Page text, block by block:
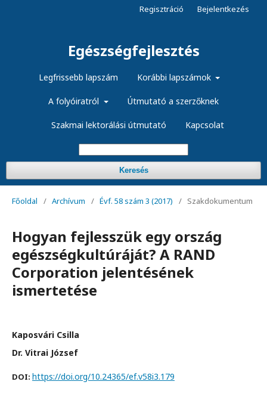
Egészségfejlesztés
Legfrissebb lapszám Korábbi lapszámok
A folyóiratról Útmutató a szerzőknek
Szakmai lektorálási útmutató Kapcsolat
Keresés
Regisztráció Bejelentkezés
Főoldal / Archívum / Évf. 58 szám 3 (2017) / Szakdokumentum
Hogyan fejlesszük egy ország
egészségkultúráját? A RAND
Corporation jelentésének
ismertetése
Kaposvári Csilla
Dr. Vitrai József
DOI: https://doi.org/10.24365/ef.v58i3.179